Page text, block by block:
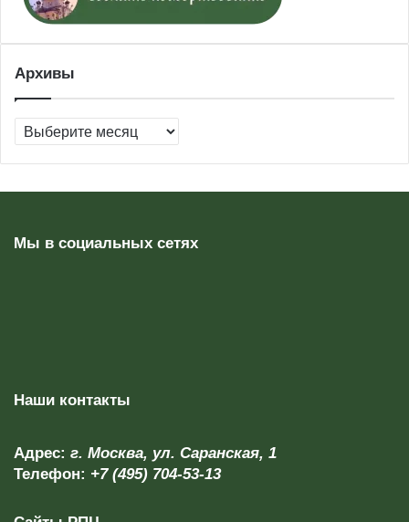
Архивы
Архивы
Мы в социальных сетях
Наши контакты
Адрес: г. Москва, ул. Саранская, 1
Телефон: +7 (495) 704-53-13